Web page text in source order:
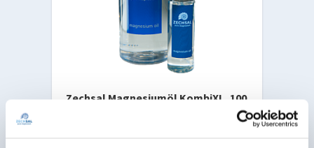
Zechsal Magnesiumöl KombiXL, 100